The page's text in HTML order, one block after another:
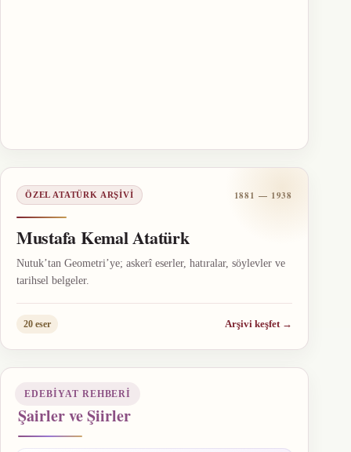
ÖZEL ATATÜRK ARŞIVI 1881 — 1938
Mustafa Kemal Atatürk
Nutuk’tan Geometri’ye; askerî eserler, hatıralar, söylevler ve
tarihsel belgeler.
20 eser Arşivi keşfet →
EDEBIYAT REHBERI
Şairler ve Şiirler